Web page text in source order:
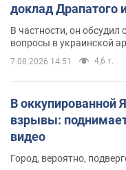
доклад Драпатого
В частности, он
вопросы в украинской
7.08.2026 14:51 4,6 т.
В оккупированной
взрывы:
видео
Город, вероятно,